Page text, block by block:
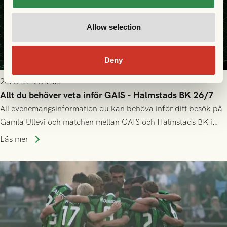
Allow selection
Deny
2026-07-25 9:00
Allt du behöver veta inför GAIS - Halmstads BK 26/7
All evenemangsinformation du kan behöva inför ditt besök på
Gamla Ullevi och matchen mellan GAIS och Halmstads BK i
Allsvenskan! Avspark kl 16.30 på söndag 26/7.
Läs mer